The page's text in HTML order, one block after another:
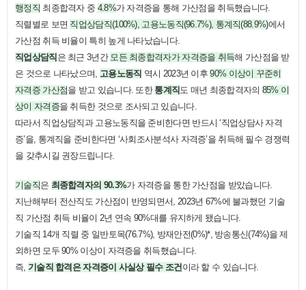
행정직 최종합격자 중 4.8%가 자격증을 통해 가산점을 취득했습니다.
직렬별로 보면 직업상담직(100%), 고용노동직(96.7%), 통계직(88.9%)에서
가산점 취득 비율이 특히 높게 나타났습니다.
직업상담직 은 최근 3년간 모든 최종합격자가 자격증을 취득해 가산점을 받
은 것으로 나타났으며,
고용노동직 역시 2023년 이후90% 이상이 꾸준히
자격증 가산점을 받고 있습니다. 또한 통계직 도 매년 최종합격자의 85% 이
상이 자격증을 취득한 것으로 조사되고 있습니다.
따라서 직업상담직과 고용노동직을 준비한다면 반드시 ‘직업상담사 자격
증’을, 통계직을 준비한다면 ‘사회조사분석사 자격증’을 취득해 필수 경쟁력
을 갖추시길 권장드립니다.
기술직은 최종합격자의 90.3%가 자격증을 통한 가산점을 받았습니다.
지난해부터 전산직도 가산점이 반영되면서, 2023년 67%에 불과했던 기술
직 가산점 취득 비율이 2년 연속 90%대를 유지하게 됐습니다.
기술직 14개 직렬 중 일반토목(76.7%), 방재안전(0%)*, 방송통신(74%)을 제
외하면 모두 90% 이상이 자격증을 취득했습니다.
즉, 기술직 합격은 자격증이 사실상 필수 조건 이라 할 수 있습니다.